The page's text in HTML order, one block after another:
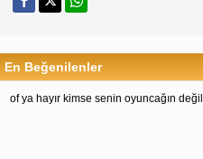
En Beğenilenler
of ya hayır kimse senin oyuncağın değil